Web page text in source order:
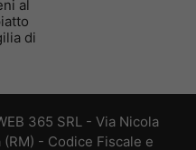
al
di
365 SRL - Via Nicola
(RM) - Codice Fiscale e